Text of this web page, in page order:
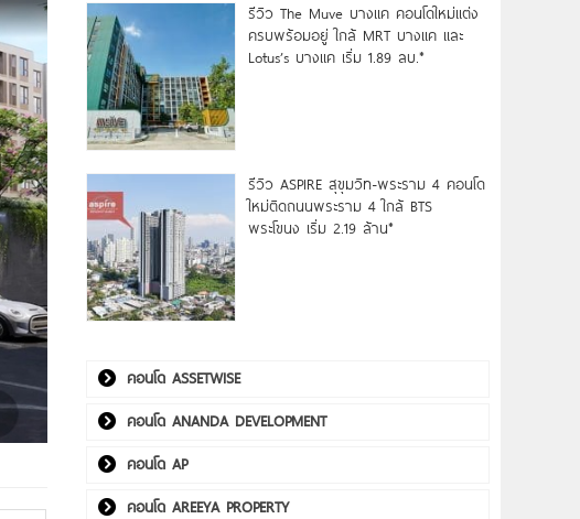
รีวิว The Muve บางแค คอนโดใหม่แต่ง
ครบพร้อมอยู่ ใกล้ MRT บางแค และ
Lotus’s บางแค เริ่ม 1.89 ลบ.*
รีวิว ASPIRE สุขุมวิท-พระราม 4 คอนโด
ใหม่ติดถนนพระราม 4 ใกล้ BTS
พระโขนง เริ่ม 2.19 ล้าน*
คอนโด ASSETWISE
คอนโด ANANDA DEVELOPMENT
คอนโด AP
คอนโด AREEYA PROPERTY